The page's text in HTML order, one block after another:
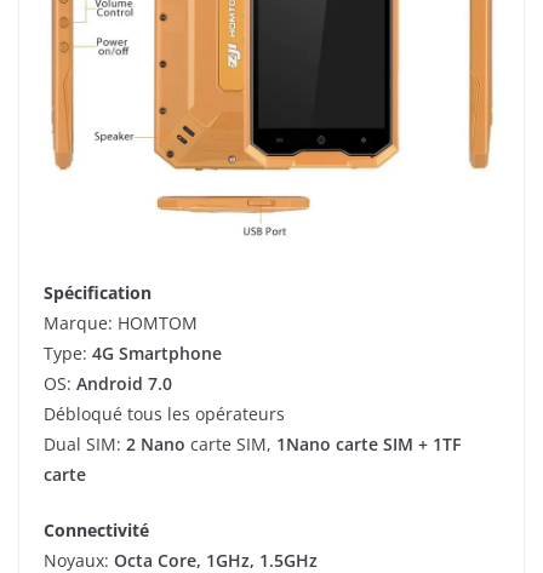
Spécification
Marque: HOMTOM
Type: 4G Smartphone
OS: Android 7.0
Débloqué tous les opérateurs
Dual SIM: 2 Nano carte SIM, 1Nano carte SIM + 1TF
carte
Connectivité
Noyaux: Octa Core, 1GHz, 1.5GHz